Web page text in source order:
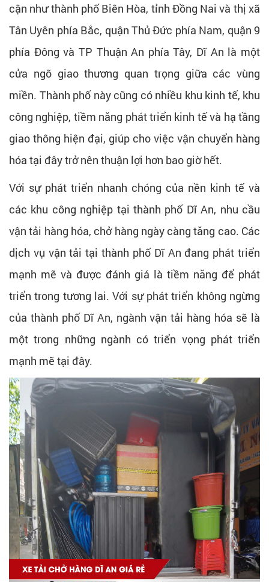
cận như thành phố Biên Hòa, tỉnh Đồng Nai và thị xã
Tân Uyên phía Bắc, quận Thủ Đức phía Nam, quận 9
phía Đông và TP Thuận An phía Tây, Dĩ An là một
cửa ngõ giao thương quan trọng giữa các vùng
miền. Thành phố này cũng có nhiều khu kinh tế, khu
công nghiệp, tiềm năng phát triển kinh tế và hạ tầng
giao thông hiện đại, giúp cho việc vận chuyển hàng
hóa tại đây trở nên thuận lợi hơn bao giờ hết.
Với sự phát triển nhanh chóng của nền kinh tế và
các khu công nghiệp tại thành phố Dĩ An, nhu cầu
vận tải hàng hóa, chở hàng ngày càng tăng cao. Các
dịch vụ vận tải tại thành phố Dĩ An đang phát triển
mạnh mẽ và được đánh giá là tiềm năng để phát
triển trong tương lai. Với sự phát triển không ngừng
của thành phố Dĩ An, ngành vận tải hàng hóa sẽ là
một trong những ngành có triển vọng phát triển
mạnh mẽ tại đây.